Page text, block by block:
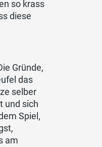
so krass
diese
Gründe,
das
selber
und sich
Spiel,
am